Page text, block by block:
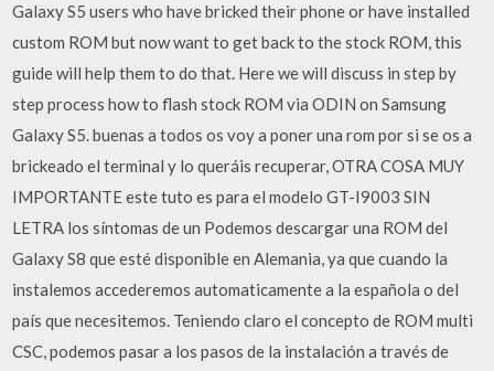
Galaxy S5 users who have bricked their phone or have installed
custom ROM but now want to get back to the stock ROM, this
guide will help them to do that. Here we will discuss in step by
step process how to flash stock ROM via ODIN on Samsung
Galaxy S5. buenas a todos os voy a poner una rom por si se os a
brickeado el terminal y lo queráis recuperar, OTRA COSA MUY
IMPORTANTE este tuto es para el modelo GT-I9003 SIN
LETRA los síntomas de un Podemos descargar una ROM del
Galaxy S8 que esté disponible en Alemania, ya que cuando la
instalemos accederemos automaticamente a la española o del
país que necesitemos. Teniendo claro el concepto de ROM multi
CSC, podemos pasar a los pasos de la instalación a través de